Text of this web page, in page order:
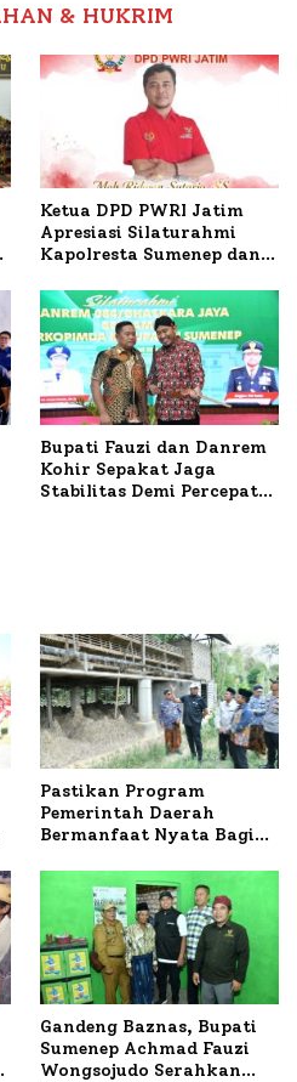
& HUKRIM
Ketua DPD PWRI Jatim
Apresiasi Silaturahmi
Kapolresta Sumenep dan
Ideal Polri-Pers
Bupati Fauzi dan Danrem
Kohir Sepakat Jaga
Stabilitas Demi Percepat
Pastikan Program
Pemerintah Daerah
Bermanfaat Nyata Bagi
Sumenep Tinjau Langsung
Budidaya Lele dan Ayam
Petelur di Desa Bataal
Timur
Gandeng Baznas, Bupati
Sumenep Achmad Fauzi
Wongsojudo Serahkan